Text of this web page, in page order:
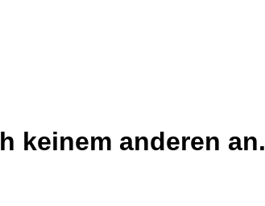
keinem anderen an.